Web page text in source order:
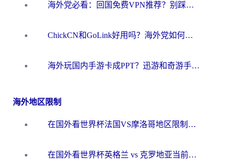
海外党必看：回国免费VPN推荐？别踩坑！教你选对加速器无缝刷国内资源
ChickCN和GoLink好用吗？海外党如何选对回国加速器
海外玩国内手游卡成PPT？迅游和奇游手游哪个好？一篇讲透回国加速器怎么选
海外地区限制
在国外看世界杯法国VS摩洛哥地区限制？这篇指南让你流畅看中文解说无压力
在国外看世界杯英格兰 vs 克罗地亚当前地区不可播放？这篇指南帮你搞定所有海外观赛难题